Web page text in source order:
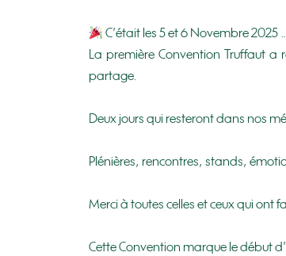
C’était les 5 et 6 Novembre 2025
La première Convention Truffaut a
partage.
Deux jours qui resteront dans nos
Plénières, rencontres, stands,
Merci à toutes celles et ceux qui ont
Cette Convention marque le début